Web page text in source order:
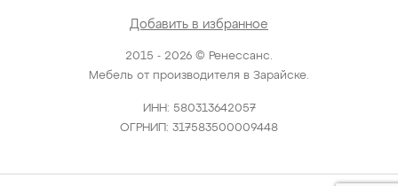
2015 - 2026 © Ренессанс.
Мебель от производителя в Зарайске.
ИНН: 580313642057
ОГРНИП: 317583500009448
Добавить в избранное